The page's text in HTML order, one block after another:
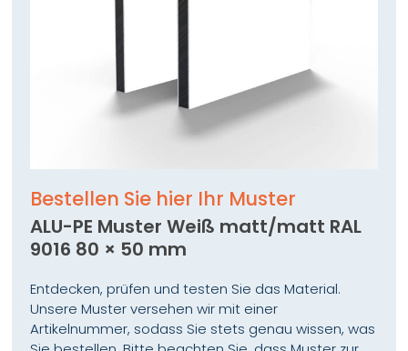
Bestellen Sie hier Ihr Muster
ALU-PE Muster Weiß matt/matt RAL
9016 80 × 50 mm
Entdecken, prüfen und testen Sie das Material.
Unsere Muster versehen wir mit einer
Artikelnummer, sodass Sie stets genau wissen, was